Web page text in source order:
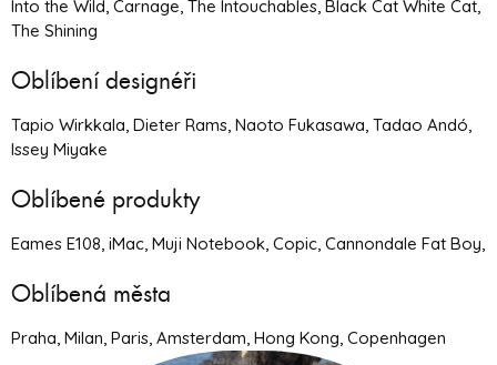
Into the Wild, Carnage, The Intouchables, Black Cat White Cat,
The Shining
Oblíbení designéři
Tapio Wirkkala, Dieter Rams, Naoto Fukasawa, Tadao Andó,
Issey Miyake
Oblíbené produkty
Eames E108, iMac, Muji Notebook, Copic, Cannondale Fat Boy,
Oblíbená města
Praha, Milan, Paris, Amsterdam, Hong Kong, Copenhagen